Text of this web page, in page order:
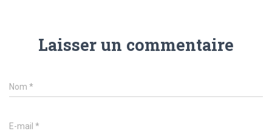
Laisser un commentaire
Nom *
E-mail *